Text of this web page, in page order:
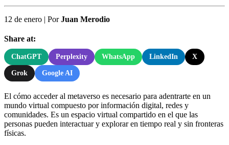
12 de enero | PorJuan Merodio
Share at:
ChatGPT Perplexity WhatsApp LinkedIn X
Grok Google AI
El cómo acceder al metaverso es necesario para adentrarte en un
mundo virtual compuesto por información digital, redes y
comunidades. Es un espacio virtual compartido en el que las
personas pueden interactuar y explorar en tiempo real y sin fronteras
físicas.